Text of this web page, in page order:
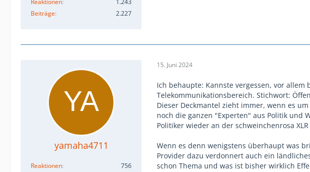
Beiträge
2.227
yamaha4711
Reaktionen
756
15. Juni 2024
Ich behaupte: Kannste vergessen, vor
Telekommunikationsbereich. Stichwort:
Dieser Deckmantel zieht immer, wenn es
noch die ganzen "Experten" aus Politik und
Politiker wieder an der schweinchenrosa
Wenn es denn wenigstens überhaupt was
Provider dazu verdonnert auch ein
schon Thema und was ist bisher wirklich